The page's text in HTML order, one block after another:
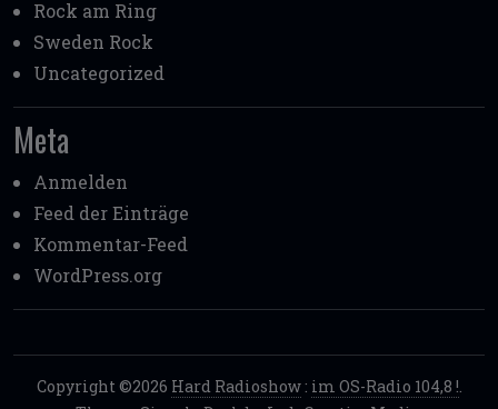
Rock am Ring
Sweden Rock
Uncategorized
Meta
Anmelden
Feed der Einträge
Kommentar-Feed
WordPress.org
Copyright ©2026 Hard Radioshow: im OS-Radio 104,8 !